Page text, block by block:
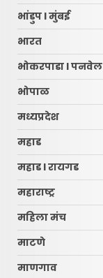
भांडुप l मुंबई
भारत
भोकरपाडा l पनवेल
भोपाळ
मध्यप्रदेश
महाड
महाड l रायगड
महाराष्ट्र
महिला मंच
माटणे
माणगाव